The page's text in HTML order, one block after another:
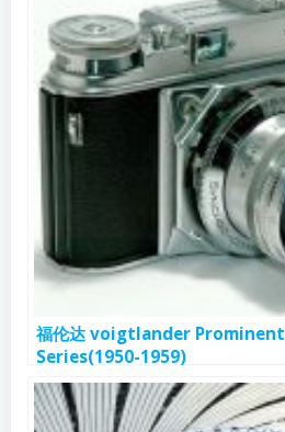
福伦达 voigtlander Prominent
Series(1950-1959)